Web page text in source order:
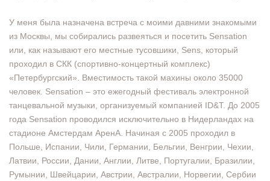
У меня была назначена встреча с моими давними знакомыми
из Москвы, мы собирались развеяться и посетить Sensation
или, как называют его местные тусовшики, Sens, который
проходил в СКК (спортивно-концертный комплекс)
«Петербургский». Вместимость такой махины около 35000
человек. Sensation – это ежегодный фестиваль электронной
танцевальной музыки, организуемый компанией ID&T. До 2005
года Sensation проводился исключительно в Нидерландах на
стадионе Амстердам АренА. Начиная с 2005 проходил в
Польше, Испании, Чили, Германии, Бельгии, Венгрии, Чехии,
Латвии, России, Дании, Англии, Литве, Португалии, Бразилии,
Румынии, Швейцарии, Австрии, Австралии, Норвегии, Сербии